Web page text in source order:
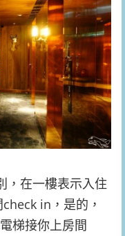
，在一樓表示入住
in，是的，
梯接你上房間